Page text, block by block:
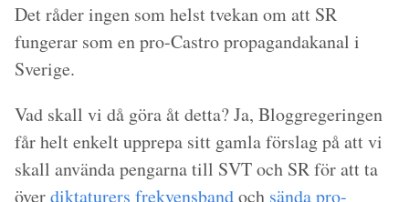
Det råder ingen som helst tvekan om att SR
fungerar som en pro-Castro propagandakanal i
Sverige.
Vad skall vi då göra åt detta? Ja, Bloggregeringen
får helt enkelt upprepa sitt gamla förslag på att vi
skall använda pengarna till SVT och SR för att ta
överdiktaturers frekvensbandoch sända pro-